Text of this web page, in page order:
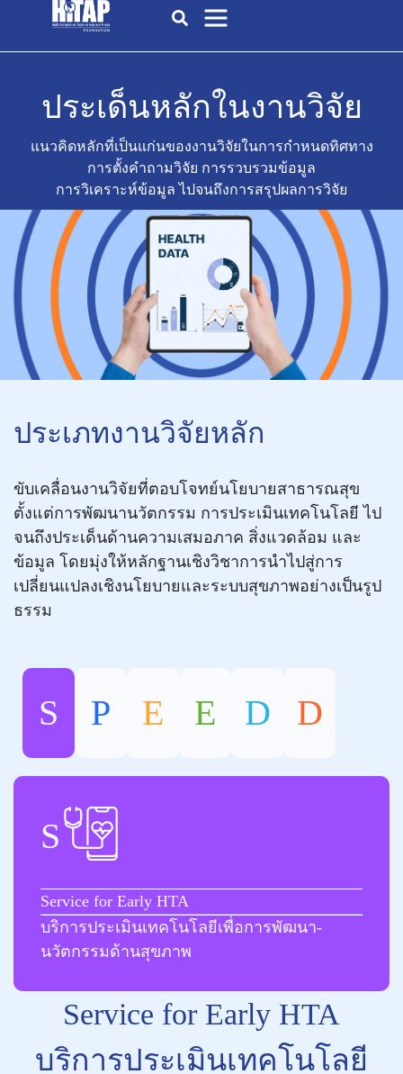
ประเด็นหลักในงานวิจัย
แนวคิดหลักที่เป็นแก่นของงานวิจัยในการกำหนดทิศทาง
การตั้งคำถามวิจัย การรวบรวมข้อมูล
การวิเคราะห์ข้อมูล ไปจนถึงการสรุปผลการวิจัย
ประเภทงานวิจัยหลัก
ขับเคลื่อนงานวิจัยที่ตอบโจทย์นโยบายสาธารณสุข
ตั้งแต่การพัฒนานวัตกรรม การประเมินเทคโนโลยี ไป
จนถึงประเด็นด้านความเสมอภาค สิ่งแวดล้อม และ
ข้อมูล โดยมุ่งให้หลักฐานเชิงวิชาการนำไปสู่การ
เปลี่ยนแปลงเชิงนโยบายและระบบสุขภาพอย่างเป็นรูป
ธรรม
S P E E D D
S
Service for Early HTA
บริการประเมินเทคโนโลยีเพื่อการพัฒนา-
นวัตกรรมด้านสุขภาพ
Service for Early HTA
บริการประเมินเทคโนโลยี